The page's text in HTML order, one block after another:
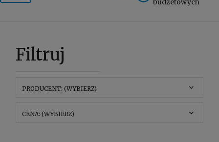
budżetowych
Filtruj
PRODUCENT: (WYBIERZ)
CENA: (WYBIERZ)